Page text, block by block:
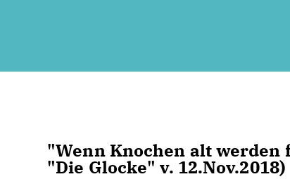
"Wenn Knochen alt werden
"Die Glocke" v. 12.Nov.2018)